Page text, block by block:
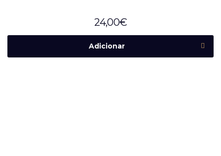
24,00€
Adicionar